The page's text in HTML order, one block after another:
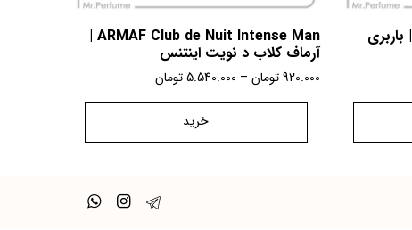
Burberry London for Men | باربری ARMAF Club de Nuit Intense Man |
آرماف کلاب د نویت اینتنس
920.000 تومان –
5.540.000 تومان
خرید